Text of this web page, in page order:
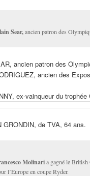
Sear,ancien patron des
ancien patron des
ancien des
ex-vainqueur du
GRONDIN, de TVA, 64 ans.
Molinaria gagné le British
l’Europe en coupe Ryder.